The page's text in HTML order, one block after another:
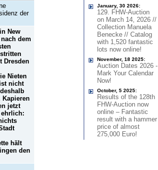
der
New
dem
Dresden
Nieten
nicht
jetzt
ehrlich:
hält
den
January, 30 2026:
129. FHW-Auction
on March 14, 2026 //
Collection Manuela
Benecke // Catalog
with 1,520 fantastic
lots now online!
November, 18 2025:
Auction Dates 2026 -
Mark Your Calendar
Now!
October, 5 2025:
Results of the 128th
FHW-Auction now
online – Fantastic
result with a hammer
price of almost
275,000 Euro!